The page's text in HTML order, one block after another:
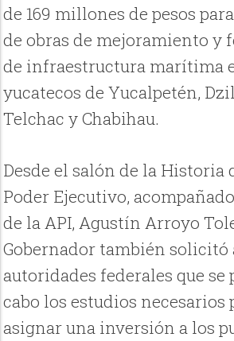
de 169 millones de pesos
de obras de mejoramiento y
de infraestructura marítima
yucatecos de Yucalpetén,
Telchac y Chabihau.
Desde el salón de la Historia
Poder Ejecutivo,
de la API, Agustín Arroyo
Gobernador también solicitó
autoridades federales que se
cabo los estudios necesarios
asignar una inversión a los